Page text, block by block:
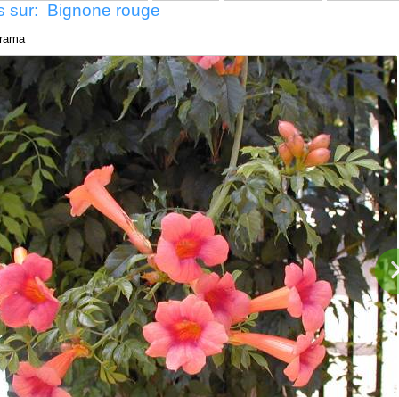
sur: Bignone rouge